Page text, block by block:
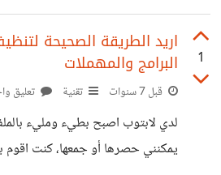
هكذا؟
1
اريد الطريقة الصحيحة
البرامج والمهملات
قبل 7 سنوات تقنية تعليق
لدي لابتوب اصبح بطيء ومليء
يمكنني حصرها أو جمعها، كنت اقوم